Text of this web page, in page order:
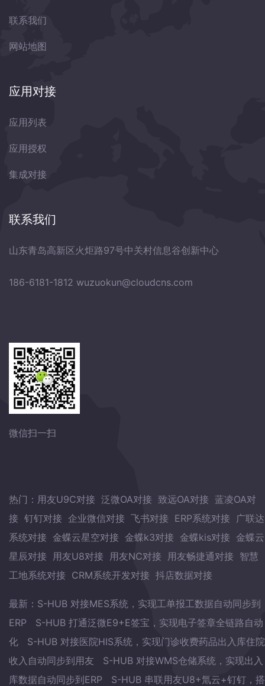
联系我们
网站地图
应用对接
应用列表
应用授权
集成对接
联系我们
山东青岛高新区火炬路97号中关村信息谷创新中心
186-6181-1812 wuzuokun@cloudcns.com
微信扫一扫
热门： 用友U9C对接 泛微OA对接 致远OA对接 蓝凌OA对
接 钉钉对接 企业微信对接 飞书对接 ERP系统对接 广联达
系统对接 金蝶云星空对接 金蝶k3对接 金蝶kis对接 金蝶云
星辰对接 用友U8对接 用友NC对接 用友畅捷通对接 智慧
工地系统对接 CRM系统开发对接 抖店数据对接
最新： S-HUB 对接MES系统，实现工单报工数据自动同步到
ERP
S-HUB 打通泛微E9+E签宝，实现电子签章全链路自动
化
S-HUB 对接医院HIS系统，实现门诊收费药品出入库住院
收入自动同步到用友
S-HUB 对接WMS仓储系统，实现出入
库数据自动同步到ERP
S-HUB 串联用友U8+氚云+钉钉，搭